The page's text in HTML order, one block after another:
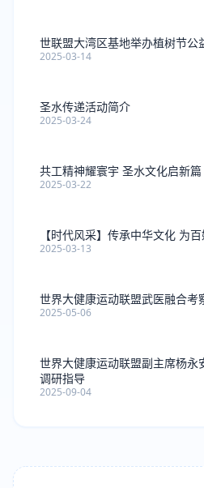
世联盟大湾区基地举办植树节公
2025-03-14
圣水传递活动简介
2025-03-24
共工精神耀寰宇 圣水文化启新篇
2025-03-22
【时代风采】传承中华文化 为
2025-03-13
世界大健康运动联盟武医融合考
2025-05-06
世界大健康运动联盟副主席杨永
调研指导
2025-09-04